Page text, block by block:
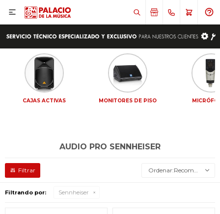

CAJAS ACTIVAS MONITORES DE PISO
AUDIO PRO SENNHEISER
Recomendados
Filtrando por: Sennheiser